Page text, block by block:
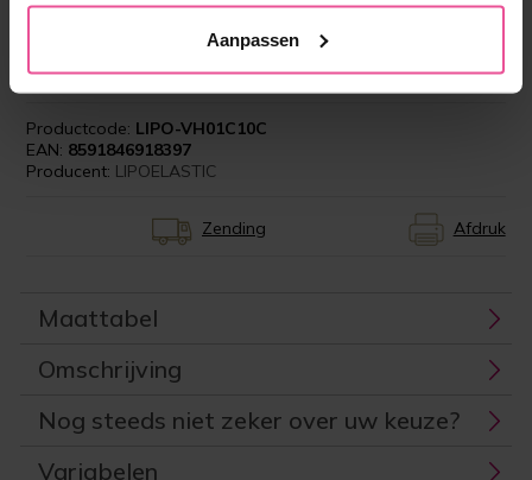
AanpassenIn winkelmandje
Productcode: LIPO-VH01C10C
EAN: 8591846918397
Producent: LIPOELASTIC
Zending Afdruk
Maattabel
Omschrijving
Nog steeds niet zeker over uw keuze?
Variabelen